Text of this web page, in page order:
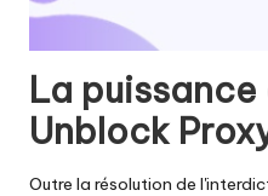
La
Unblock
Outre la résolution de